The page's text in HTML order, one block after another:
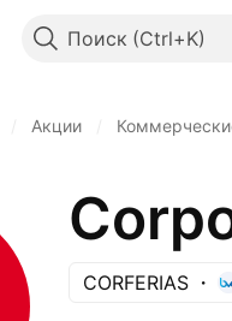
Поиск
Акции
CORFERIAS